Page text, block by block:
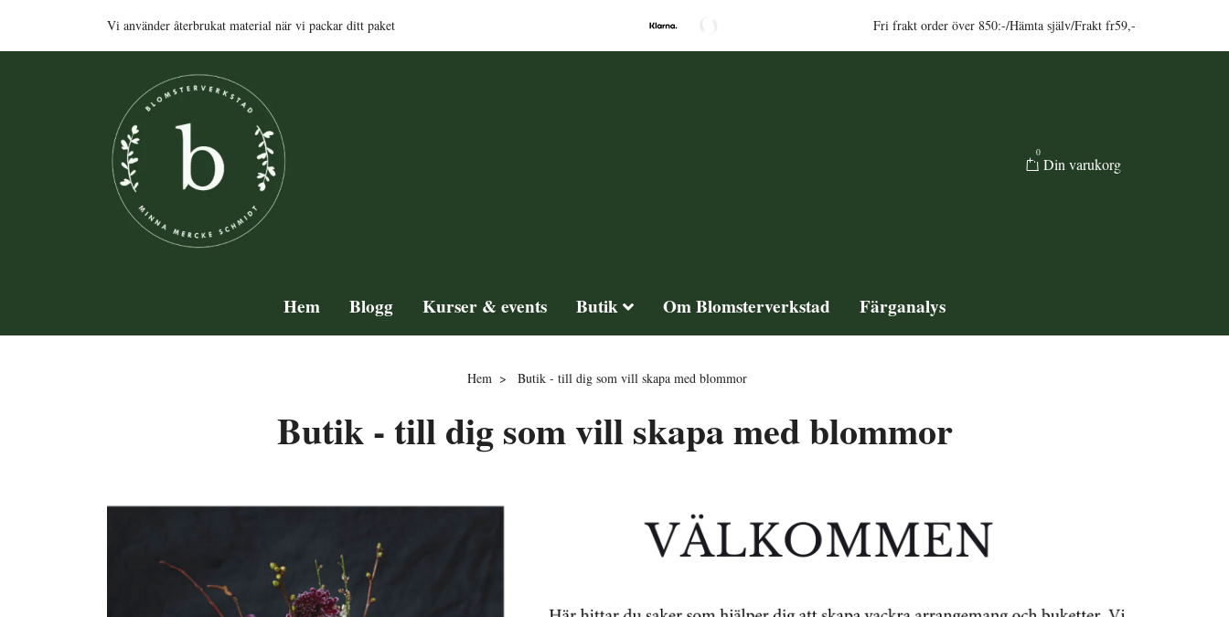
Vi använder återbrukat material när vi packar ditt paket Fri frakt order över 850:-/Hämta själv/Frakt fr59,-
0
Din varukorg
Hem Blogg Kurser & events Butik Om Blomsterverkstad Färganalys
Hem Butik - till dig som vill skapa med blommor
Butik - till dig som vill skapa med blommor